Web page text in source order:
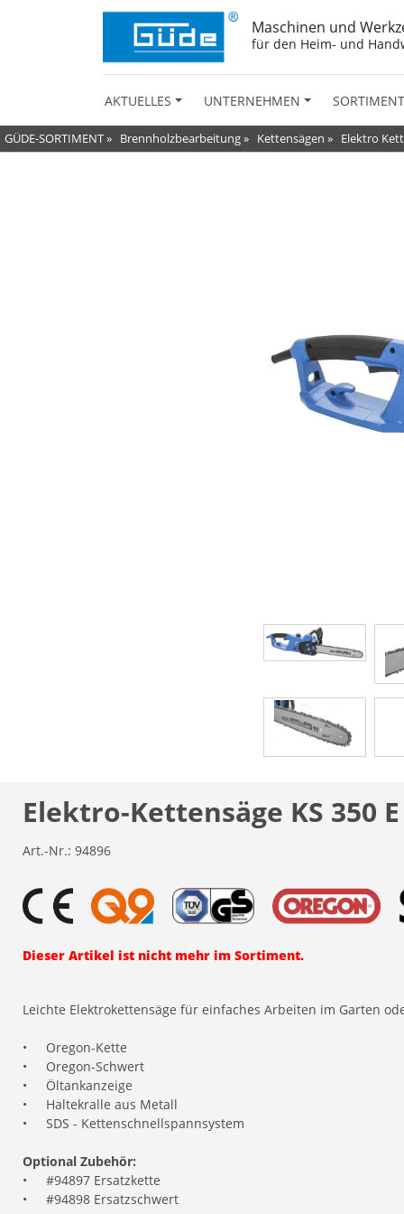
Maschinen und
für den Heim- und
AKTUELLES UNTERNEHMEN SORTIMENT
GÜDE-SORTIMENT» Brennholzbearbeitung» Kettensägen » Elektro
Elektro-Kettensäge KS 350 E
Art.-Nr.: 94896
Dieser Artikel ist nicht mehr im Sortiment.
Leichte Elektrokettensäge für einfaches Arbeiten im Garten
•
Oregon-Kette
•
Oregon-Schwert
•
Öltankanzeige
•
Haltekralle aus Metall
•
SDS - Kettenschnellspannsystem
Optional Zubehör:
•
#94897 Ersatzkette
•
#94898 Ersatzschwert